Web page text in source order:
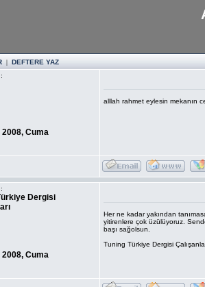
| DEFTERE YAZ
Cuma
alllah rahmet eylesin mekanın
Dergisi
Cuma
Her ne kadar yakından
yitirenlere çok üzülüyoruz.
başı sağolsun.
Tuning Türkiye Dergisi